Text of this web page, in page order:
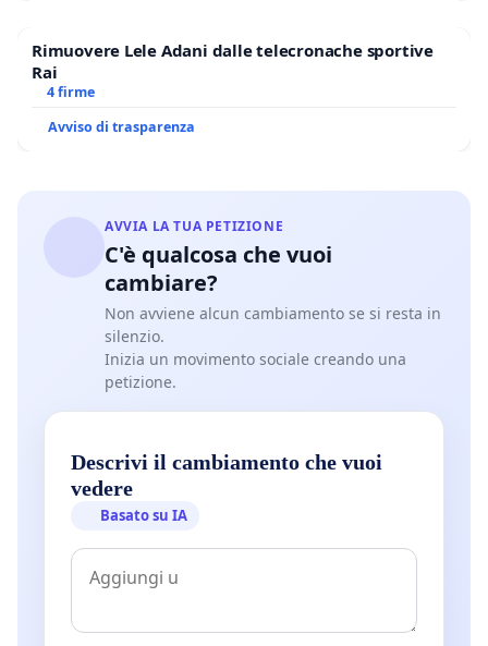
Rimuovere Lele Adani dalle telecronache sportive
Rai
4 firme
Avviso di trasparenza
AVVIA LA TUA PETIZIONE
C'è qualcosa che vuoi
cambiare?
Non avviene alcun cambiamento se si resta in
silenzio.
Inizia un movimento sociale creando una
petizione.
Descrivi il cambiamento che vuoi
vedere
Basato su IA